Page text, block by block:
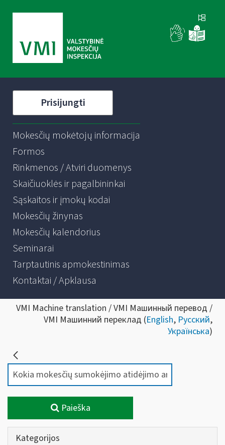
Prisijungti
Mokesčių mokėtojų informacija
Formos
Rinkmenos / Atviri duomenys
Skaičiuoklės ir pagalbininkai
Sąskaitos ir įmokų kodai
Mokesčių žinynas
Mokesčių kalendorius
Seminarai
Tarptautinis apmokestinimas
Kontaktai / Apklausa
VMI Machine translation / VMI Машинный перевод /
VMI Машинний переклад (English, Русский,
Українська)
Paieška
Kategorijos